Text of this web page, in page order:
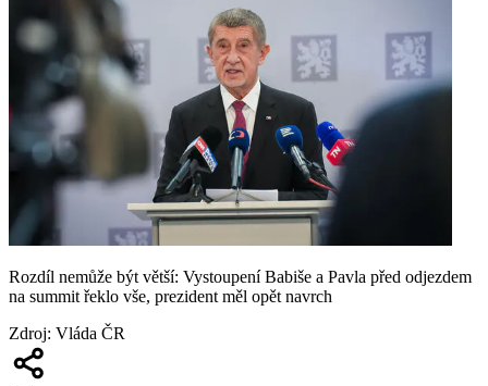
Rozdíl nemůže být větší: Vystoupení Babiše a Pavla před odjezdem
na summit řeklo vše, prezident měl opět navrch
Zdroj: Vláda ČR